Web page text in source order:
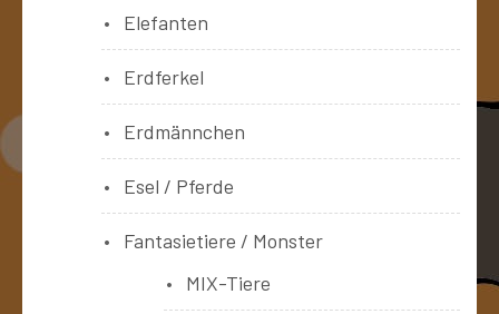
Elefanten
Erdferkel
Erdmännchen
Esel / Pferde
Fantasietiere / Monster
MIX-Tiere